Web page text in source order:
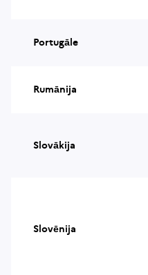
Portugāle
Rumānija
Slovākija
Slovēnija